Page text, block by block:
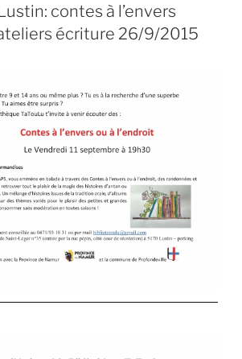
contes à l’envers
écriture 26/9/2015